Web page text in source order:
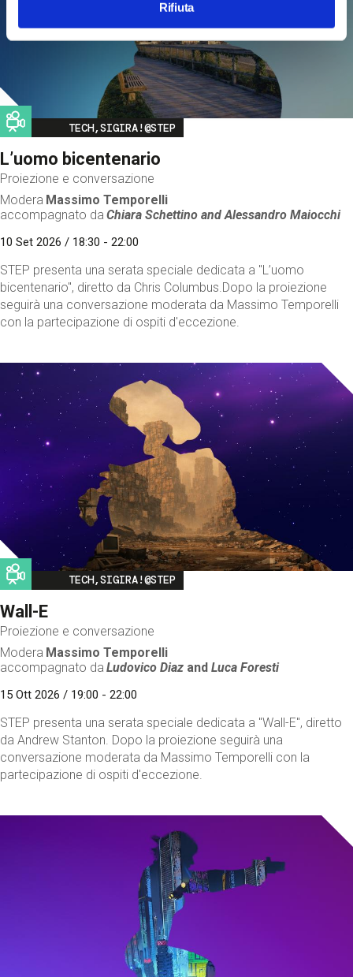
Rifiuta
Image
TECH,SIGIRA!@STEP
L’uomo bicentenario
Proiezione e conversazione
Modera Massimo Temporelli
accompagnato da Chiara Schettino andAlessandro Maiocchi
10 Set 2026 / 18:30 - 22:00
STEP presenta una serata speciale dedicata a "L’uomo
bicentenario", diretto da Chris Columbus.Dopo la proiezione
seguirà una conversazione moderata da Massimo Temporelli
con la partecipazione di ospiti d'eccezione.
Image
TECH,SIGIRA!@STEP
Wall-E
Proiezione e conversazione
Modera Massimo Temporelli
accompagnato da Ludovico Diaz andLuca Foresti
15 Ott 2026 / 19:00 - 22:00
STEP presenta una serata speciale dedicata a "Wall-E", diretto
da Andrew Stanton. Dopo la proiezione seguirà una
conversazione moderata da Massimo Temporelli con la
partecipazione di ospiti d'eccezione.